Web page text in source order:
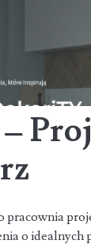
o idealnych